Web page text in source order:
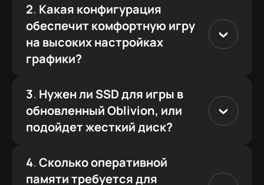
2. Какая конфигурация
обеспечит комфортную игру
на высоких настройках
графики?
3. Нужен ли SSD для игры в
обновленный Oblivion, или
подойдет жесткий диск?
4.Сколько оперативной
памяти требуется для